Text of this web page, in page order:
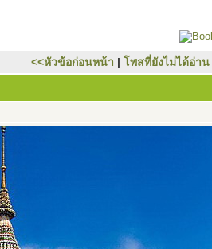
<<หัวข้อก่อนหน้า | โพสที่ยังไม่ได้อ่าน